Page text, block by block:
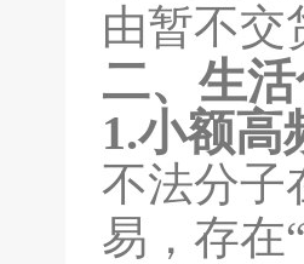
由暂不交
二、生
1.小额高
不法分子
易，存在